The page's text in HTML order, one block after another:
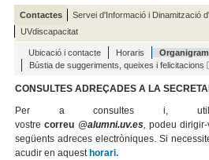
Contactes Servei d'Informació i Dinamització
UVdiscapacitat
Ubicació i contacte Horaris
Bústia de suggeriments, queixes i felicitacions
CONSULTES ADREÇADES A LA
Per a consultes i,
vostrecorreu @alumni.uv.es, podeu
següents adreces electròniques. Si
acudir en aquest horari.